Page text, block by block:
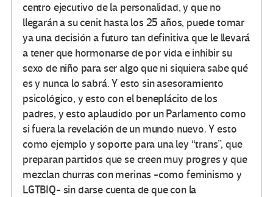
centro ejecutivo de la personalidad, y que no
llegarán a su cenit hasta los 25 años, puede tomar
ya una decisión a futuro tan definitiva que le llevará
a tener que hormonarse de por vida e inhibir su
sexo de niño para ser algo que ni siquiera sabe qué
es y nunca lo sabrá. Y esto sin asesoramiento
psicológico, y esto con el beneplácito de los
padres, y esto aplaudido por un Parlamento como
si fuera la revelación de un mundo nuevo. Y esto
como ejemplo y soporte para una ley “trans”, que
preparan partidos que se creen muy progres y que
mezclan churras con merinas -como feminismo y
LGTBIQ- sin darse cuenta de que con la